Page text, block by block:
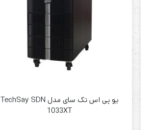
یو پی اس تک سای مدل TechSay SDN
1033XT